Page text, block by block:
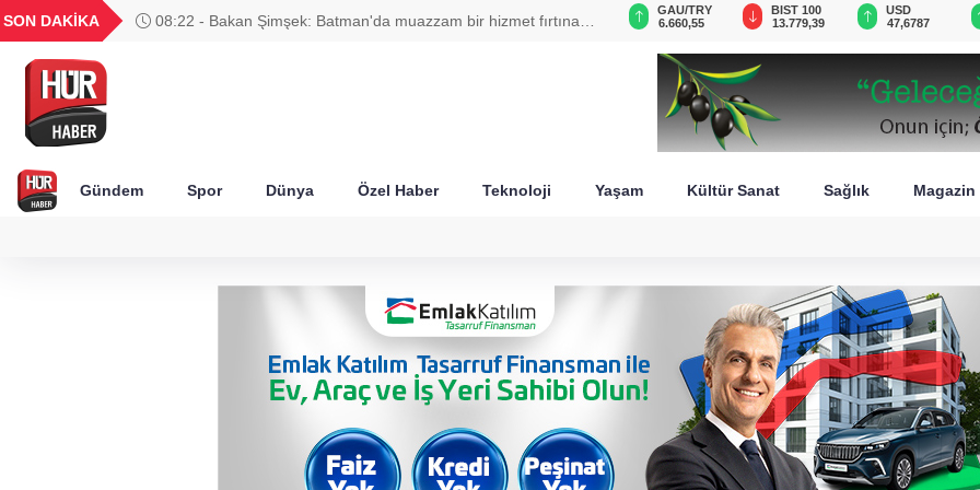
SON DAKİKA
08:22 - Bakan Şimşek: Batman'da muazzam bir hizmet fırtınası
UYU
1,1849
18,2677
16,3788
27,9743
0,0018
GAU/TRY
6.660,55
BIST 100
13.779,39
USD
47,6787
Gündem Spor Dünya Özel Haber Teknoloji Yaşam Kültür Sanat Sağlık Magazin